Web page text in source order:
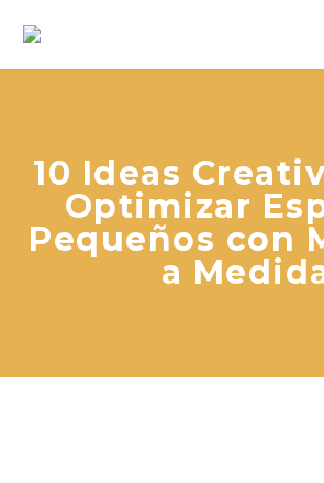
10 Ideas
Optimizar
Pequeños con
a